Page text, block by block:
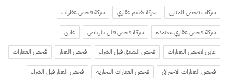
شركات فحص المنازل شركة تقييم عقاري شركة فحص عقارات
شركة فحص عقاري معتمدة شركة فحص فلل بالرياض عاين
عاين لفحص العقارات فحص الشقق قبل الشراء فحص العقار فحص العقارات
فحص العقارات الاحترافي فحص العقارات التجارية فحص العقار قبل الشراء